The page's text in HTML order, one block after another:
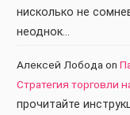
нисколько не
неоднок…
Алексей Лобода on
Стратегия торговли
прочитайте